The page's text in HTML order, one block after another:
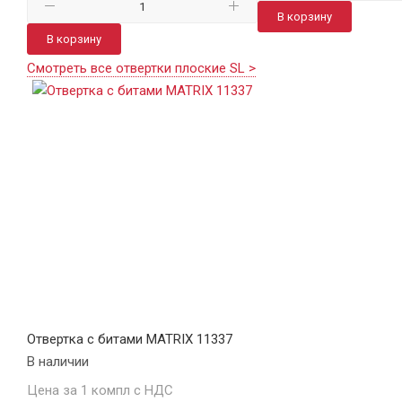
В корзину
В корзину
Смотреть все отвертки плоские SL >
Отвертка с битами MATRIX 11337
В наличии
Цена за 1 компл с НДС